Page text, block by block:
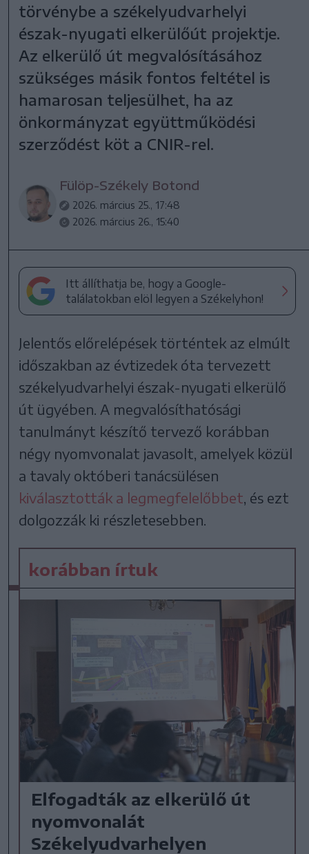
törvénybe a székelyudvarhelyi
észak-nyugati elkerülőút projektje.
Az elkerülő út megvalósításához
szükséges másik fontos feltétel is
hamarosan teljesülhet, ha az
önkormányzat együttműködési
szerződést köt a CNIR-rel.
Fülöp-Székely Botond
2026. március 25., 17:48
2026. március 26., 15:40
Itt állíthatja be, hogy a Google-
találatokban elöl legyen a Székelyhon!
Jelentős előrelépések történtek az elmúlt
időszakban az évtizedek óta tervezett
székelyudvarhelyi észak-nyugati elkerülő
út ügyében. A megvalósíthatósági
tanulmányt készítő tervező korábban
négy nyomvonalat javasolt, amelyek közül
a tavaly októberi tanácsülésen
kiválasztották a legmegfelelőbbet , és ezt
dolgozzák ki részletesebben.
korábban írtuk
Elfogadták az elkerülő út
nyomvonalát
Székelyudvarhelyen